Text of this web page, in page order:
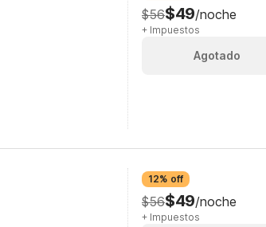
$56$49/noche
+ Impuestos
Agotado
12% off
$56$49/noche
+ Impuestos